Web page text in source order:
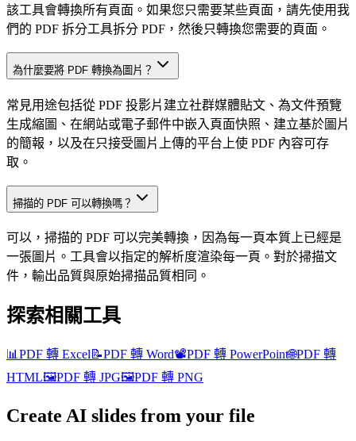
該工具會轉換所有頁面。如果您只需要某些頁面，請先使用我
們的 PDF 拆分工具拆分 PDF，然後只轉換您需要的頁面。
為什麼要將 PDF 轉換為圖片？
常見用途包括從 PDF 投影片建立社群媒體貼文、為文件預覽
生成縮圖、在網站或電子郵件中嵌入頁面快照、建立基於圖片
的簡報，以及在只接受圖片上傳的平台上使 PDF 內容可存
取。
掃描的 PDF 可以轉換嗎？
可以，掃描的 PDF 可以完美轉換，因為每一頁本質上已經是
一張圖片。工具會以指定的解析度渲染每一頁。對於掃描文
件，輸出品質與原始掃描品質相同。
探索相關工具
📊 PDF 轉 Excel 📝PDF 轉 Word📽️PDF 轉 PowerPoint🌐PDF 轉
HTML🖼️PDF 轉 JPG🖼️PDF 轉 PNG
Create AI slides from your file